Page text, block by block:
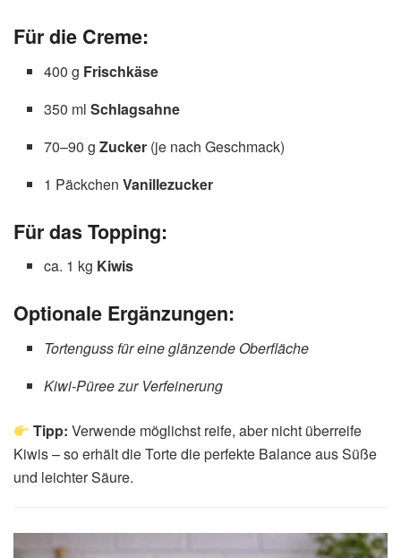
Für die Creme:
400 g Frischkäse
350 mlSchlagsahne
70–90 gZucker (je nach Geschmack)
1 PäckchenVanillezucker
Für das Topping:
ca. 1 kg Kiwis
Optionale Ergänzungen:
Tortenguss für eine glänzende Oberfläche
Kiwi-Püree zur Verfeinerung
Tipp: Verwende möglichst reife, aber nicht überreife
Kiwis – so erhält die Torte die perfekte Balance aus Süße
und leichter Säure.